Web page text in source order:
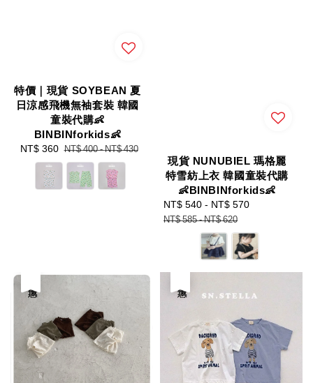
特價｜現貨 SOYBEAN 夏
日涼感飛機無袖套裝 韓國
童裝代購👶
BINBINforkids👶
Sale
price
NT$ 360 Regular
price
NT$ 400-NT$ 430
現貨 NUNUBIEL 瑪格麗
特雪紡上衣 韓國童裝代購
👶BINBINforkids👶
Sale
price
NT$ 540 - NT$ 570
NT$ 585-NT$ 620